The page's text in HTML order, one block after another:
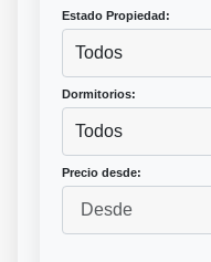
Estado Propiedad:
Todos
Dormitorios:
Todos
Precio desde: